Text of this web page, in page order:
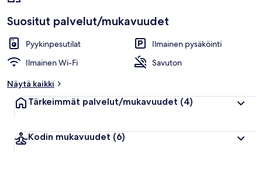
Suositut palvelut/mukavuudet
Pyykinpesutilat
Ilmainen pysäköinti
Ilmainen Wi-Fi
Savuton
Näytä kaikki
Tärkeimmät palvelut/mukavuudet (4)
Kodin mukavuudet (6)